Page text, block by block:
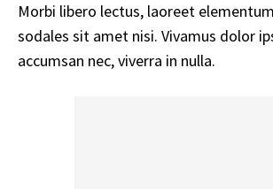
Morbi libero lectus, laoreet
sodales sit amet nisi. Vivamus dolor
accumsan nec, viverra in nulla.